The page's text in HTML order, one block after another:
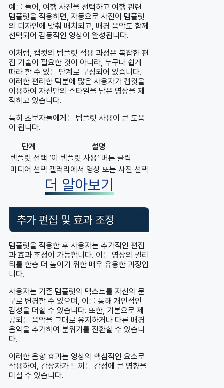
예를 들어, 여행 사진을 선택하고 여행 관련
템플릿을 적용하면, 자동으로 사진이 템플릿
의 디자인에 맞춰 배치되고, 배경 음악도 함께
선택되어 감동적인 영상이 완성됩니다.
이처럼, 캡컷의 템플릿 적용 과정은 복잡한 편
집 기술이 필요한 것이 아니라, 누구나 쉽게
따라 할 수 있는 단계로 구성되어 있습니다.
이러한 편리함 덕분에 많은 사용자가 캡컷을
이용하여 자신만의 스타일을 담은 영상을 제
작하고 있습니다.
특히 초보자들에게는 템플릿 사용이 큰 도움
이 됩니다.
단계
설명
템플릿 선택 ‘이 템플릿 사용’ 버튼 클릭
미디어 선택 갤러리에서 영상 또는 사진 선택
더 알아보기
추가 편집 및 효과 조정
템플릿을 적용한 후 사용자는 추가적인 편집
과 효과 조정이 가능합니다. 이는 영상의 퀄리
티를 한층 더 높이기 위한 매우 유용한 과정입
니다.
사용자는 기존 템플릿의 텍스트를 자신의 문
구로 변경할 수 있으며, 이를 통해 개인적인
감성을 더할 수 있습니다. 또한, 기본으로 제
공되는 음악을 그대로 유지하거나 다른 배경
음악을 추가하여 분위기를 전환할 수 있습니
다.
이러한 음향 효과는 영상의 핵심적인 요소로
작용하여, 감상자가 느끼는 감정에 큰 영향을
미칠 수 있습니다.